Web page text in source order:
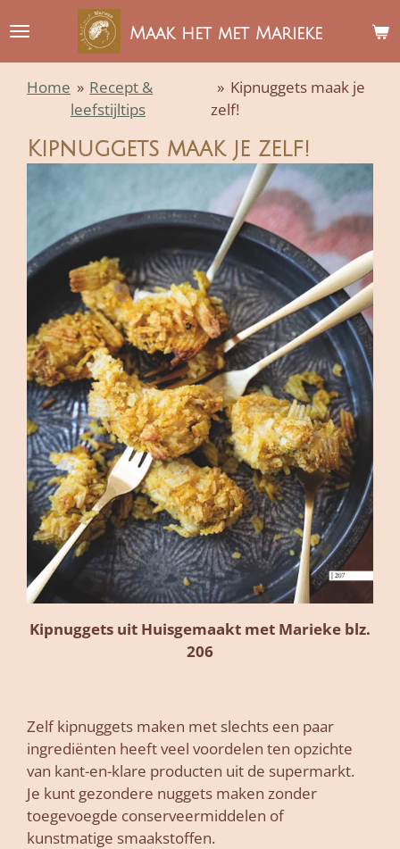
direct
naar
hoofdinhoud
Maak het met Marieke
Home » Recept &
leefstijltips
» Kipnuggets maak je
zelf!
Kipnuggets maak je zelf!
Kipnuggets uit Huisgemaakt met Marieke blz.
206
Zelf kipnuggets maken met slechts een paar
ingrediënten heeft veel voordelen ten opzichte
van kant-en-klare producten uit de supermarkt.
Je kunt gezondere nuggets maken zonder
toegevoegde conserveermiddelen of
kunstmatige smaakstoffen.